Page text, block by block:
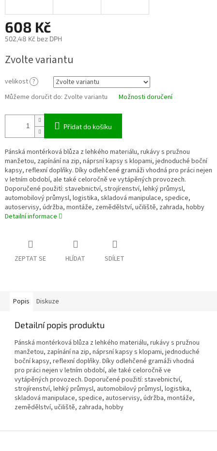
608 Kč
502,48 Kč bez DPH
cena:
Zvolte variantu
velikost ?
Můžeme doručit do: Zvolte variantu Možnosti doručení
Přidat do košíku
Pánská montérková blůza z lehkého materiálu, rukávy s pružnou
manžetou, zapínání na zip, náprsní kapsy s klopami, jednoduché boční
kapsy, reflexní doplňky. Díky odlehčené gramáži vhodná pro práci nejen
v letním období, ale také celoročně ve vytápěných provozech.
Doporučené použití: stavebnictví, strojírenství, lehký průmysl,
automobilový průmysl, logistika, skladová manipulace, spedice,
autoservisy, údržba, montáže, zemědělství, učiliště, zahrada, hobby
Detailní informace
ZEPTAT SE HLÍDAT SDÍLET
Popis Diskuze
Detailní popis produktu
Pánská montérková blůza z lehkého materiálu, rukávy s pružnou
manžetou, zapínání na zip, náprsní kapsy s klopami, jednoduché
boční kapsy, reflexní doplňky. Díky odlehčené gramáži vhodná
pro práci nejen v letním období, ale také celoročně ve
vytápěných provozech. Doporučené použití: stavebnictví,
strojírenství, lehký průmysl, automobilový průmysl, logistika,
skladová manipulace, spedice, autoservisy, údržba, montáže,
zemědělství, učiliště, zahrada, hobby